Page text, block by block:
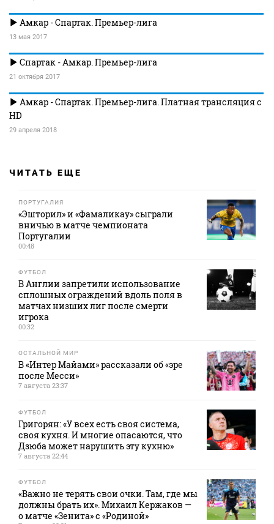
Амкар - Спартак. Премьер-лига
13 мая 2017
Спартак - Амкар. Премьер-лига
21 октября 2017
Амкар - Спартак. Премьер-лига. Платная трансляция с
HD
29 апреля 2018
ЧИТАТЬ ЕЩЕ
ПОРТУГАЛИЯ
«Эшторил» и «Фамаликау» сыграли
вничью в матче чемпионата
Португалии
00:48
ФУТБОЛ
В Англии запретили использование
сплошных ограждений вдоль поля в
матчах низших лиг после смерти
игрока
00:32
ОСТАЛЬНОЙ МИР
В «Интер Майами» рассказали об «эре
после Месси»
7 августа 23:37
ФУТБОЛ
Григорян: «У всех есть своя система,
своя кухня. И многие опасаются, что
Дзюба может нарушить эту кухню»
7 августа 22:44
ФУТБОЛ
«Важно не терять свои очки. Там, где мы
должны брать их». Михаил Кержаков —
о матче «Зенита» с «Родиной»